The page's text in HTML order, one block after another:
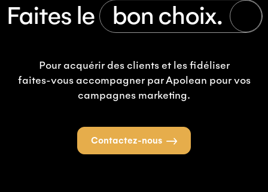
Faites le bon choix.
Pour acquérir des clients et les fidéliser
faites-vous accompagner par Apolean pour vos
campagnes marketing.
Contactez-nous